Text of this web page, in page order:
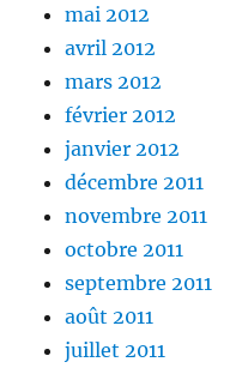
mai 2012
avril 2012
mars 2012
février 2012
janvier 2012
décembre 2011
novembre 2011
octobre 2011
septembre 2011
août 2011
juillet 2011